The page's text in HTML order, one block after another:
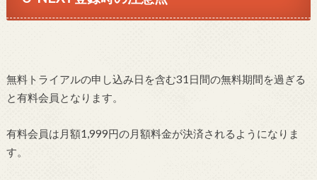
無料トライアルの申し込み日を含む31日間の無料期間を過ぎる
と有料会員となります。
有料会員は月額1,999円の月額料金が決済されるようになりま
す。